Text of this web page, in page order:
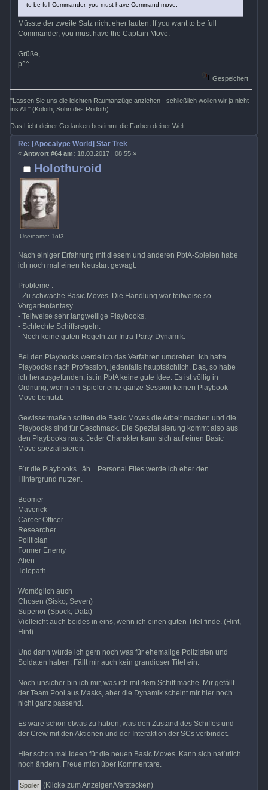
to be full Commander, you must have Command move.
Müsste der zweite Satz nicht eher lauten: If you want to be full
Commander, you must have the Captain Move.
Grüße,
p^^
Gespeichert
"Lassen Sie uns die leichten Raumanzüge anziehen - schließlich wollen wir ja nicht
ins All." (Koloth, Sohn des Rodoth)
Das Licht deiner Gedanken bestimmt die Farben deiner Welt.
Holothuroid
Username: 1of3
Re: [Apocalype World] Star Trek
« Antwort #64 am: 18.03.2017 | 08:55 »
Nach einiger Erfahrung mit diesem und anderen PbtA-Spielen habe
ich noch mal einen Neustart gewagt:
Probleme :
- Zu schwache Basic Moves. Die Handlung war teilweise so
Vorgartenfantasy.
- Teilweise sehr langweilige Playbooks.
- Schlechte Schiffsregeln.
- Noch keine guten Regeln zur Intra-Party-Dynamik.
Bei den Playbooks werde ich das Verfahren umdrehen. Ich hatte
Playbooks nach Profession, jedenfalls hauptsächlich. Das, so habe
ich herausgefunden, ist in PbtA keine gute Idee. Es ist völlig in
Ordnung, wenn ein Spieler eine ganze Session keinen Playbook-
Move benutzt.
Gewissermaßen sollten die Basic Moves die Arbeit machen und die
Playbooks sind für Geschmack. Die Spezialisierung kommt also aus
den Playbooks raus. Jeder Charakter kann sich auf einen Basic
Move spezialisieren.
Für die Playbooks...äh... Personal Files werde ich eher den
Hintergrund nutzen.
Boomer
Maverick
Career Officer
Researcher
Politician
Former Enemy
Alien
Telepath
Womöglich auch
Chosen (Sisko, Seven)
Superior (Spock, Data)
Vielleicht auch beides in eins, wenn ich einen guten Titel finde. (Hint,
Hint)
Und dann würde ich gern noch was für ehemalige Polizisten und
Soldaten haben. Fällt mir auch kein grandioser Titel ein.
Noch unsicher bin ich mir, was ich mit dem Schiff mache. Mir gefällt
der Team Pool aus Masks, aber die Dynamik scheint mir hier noch
nicht ganz passend.
Es wäre schön etwas zu haben, was den Zustand des Schiffes und
der Crew mit den Aktionen und der Interaktion der SCs verbindet.
Hier schon mal Ideen für die neuen Basic Moves. Kann sich natürlich
noch ändern. Freue mich über Kommentare.
(Klicke zum Anzeigen/Verstecken)